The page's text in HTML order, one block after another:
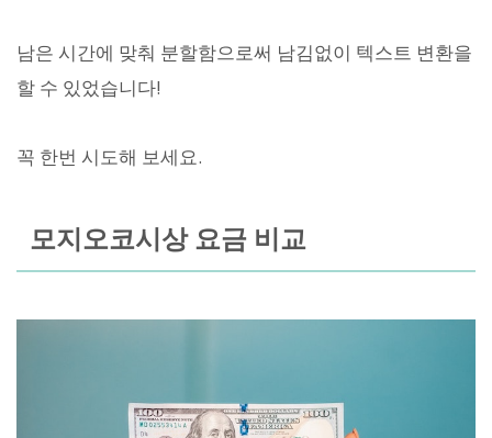
남은 시간에 맞춰 분할함으로써 남김없이 텍스트 변환을
할 수 있었습니다!
꼭 한번 시도해 보세요.
모지오코시상 요금 비교